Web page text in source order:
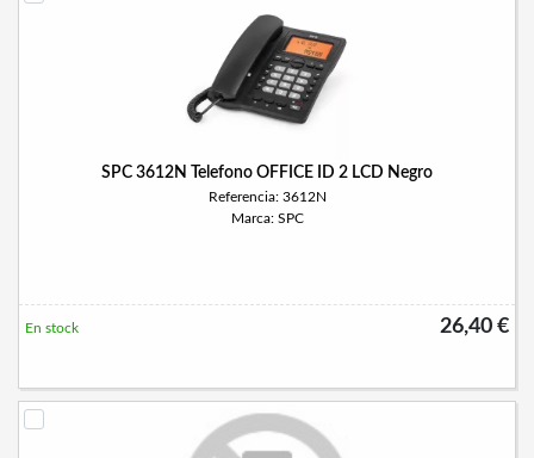
SPC 3612N Telefono OFFICE ID 2 LCD Negro
Referencia: 3612N
Marca: SPC
26,40 €
En stock